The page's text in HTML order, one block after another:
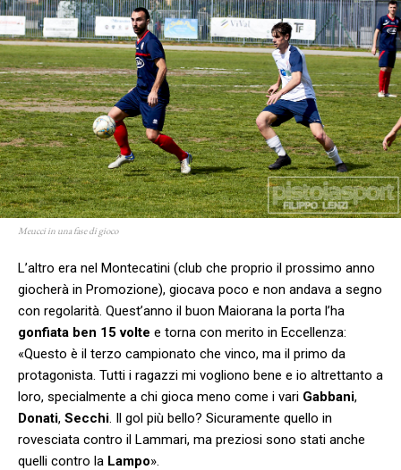
Meucci in una fase di gioco
L’altro era nel Montecatini (club che proprio il prossimo anno
giocherà in Promozione), giocava poco e non andava a segno
con regolarità. Quest’anno il buon Maiorana la porta l’ha
gonfiata ben 15 volte e torna con merito in Eccellenza:
«Questo è il terzo campionato che vinco, ma il primo da
protagonista. Tutti i ragazzi mi vogliono bene e io altrettanto a
loro, specialmente a chi gioca meno come i vari Gabbani,
Donati, Secchi. Il gol più bello? Sicuramente quello in
rovesciata contro il Lammari, ma preziosi sono stati anche
quelli contro la Lampo».